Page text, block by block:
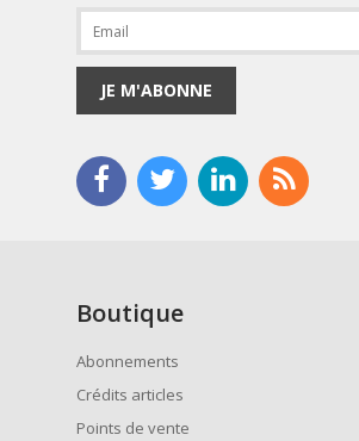
JE M'ABONNE
Boutique
Abonnements
Crédits articles
Points de vente